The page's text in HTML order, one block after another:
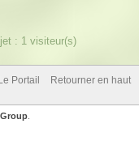
: 1 visiteur(s)
Portail
Retourner en haut